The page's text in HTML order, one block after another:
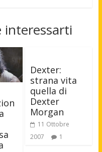
interessarti
Dexter:
strana vita
quella di
Dexter
Morgan
11 Ottobre
2007
1